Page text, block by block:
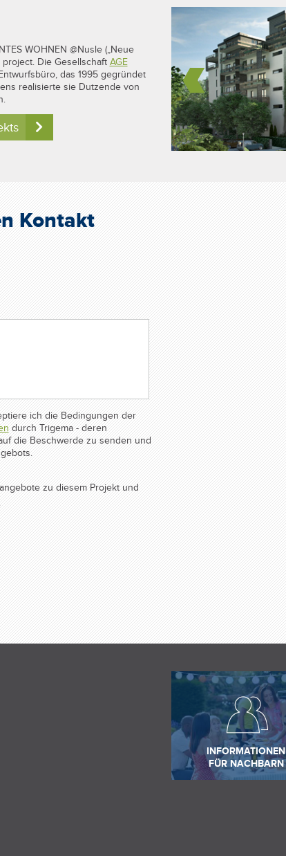
WOHNEN @Nusle („Neue
project. Die Gesellschaft AGE
das 1995 gegründet
realisierte sie Dutzende von
Kontakt
ich die Bedingungen der
durch Trigema - deren
die Beschwerde zu senden und
zu diesem Projekt und
INFORMATIONEN
FÜR NACHBARN